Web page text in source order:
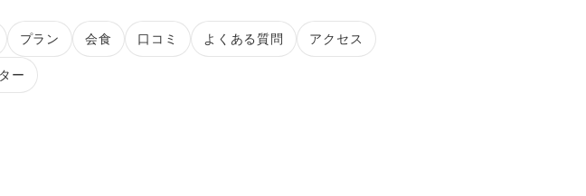
プラン 会食 口コミ よくある質問 アクセス
ー